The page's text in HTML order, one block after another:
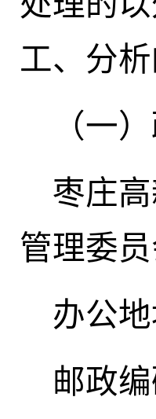
工、分析
（一
枣庄
管理委
办公
邮政